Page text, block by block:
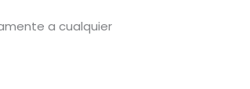
a cualquier